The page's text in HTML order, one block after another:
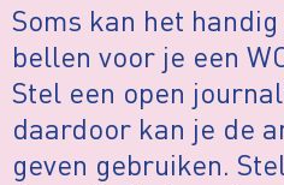
Soms kan het
bellen voor je een
Stel een open
daardoor kan je de
geven gebruiken.